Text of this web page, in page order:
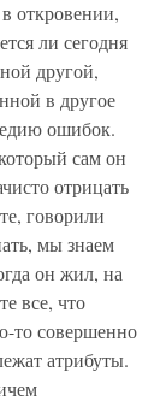
откровении,
ли сегодня
другой,
в другое
ошибок.
сам он
отрицать
говорили
мы знаем
он жил, на
все, что
то совершенно
атрибуты.